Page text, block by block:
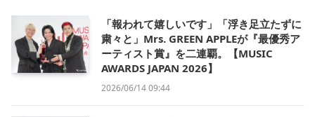
「報われて嬉しいです」「浮き足立たずに
粛々と」Mrs. GREEN APPLEが『最優秀ア
ーティスト賞』を二連覇。【MUSIC
AWARDS JAPAN 2026】
2026/06/14 09:44